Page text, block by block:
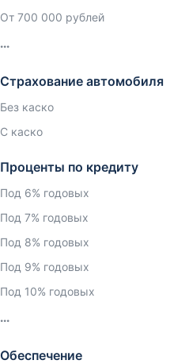
От 700 000 рублей
Страхование автомобиля
Без каско
С каско
Проценты по кредиту
Под 6% годовых
Под 7% годовых
Под 8% годовых
Под 9% годовых
Под 10% годовых
Обеспечение